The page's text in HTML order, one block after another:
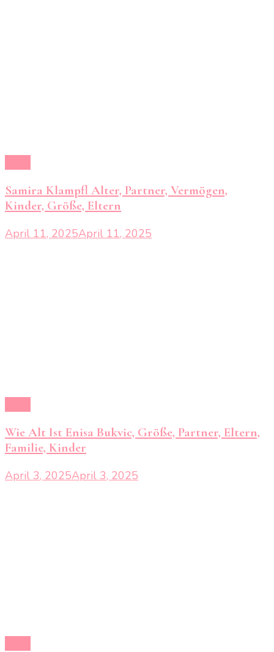
Samira Klampfl Alter, Partner, Vermögen,
Kinder, Größe, Eltern
April 11, 2025April 11, 2025
Wie Alt Ist Enisa Bukvic, Größe, Partner, Eltern,
Familie, Kinder
April 3, 2025April 3, 2025